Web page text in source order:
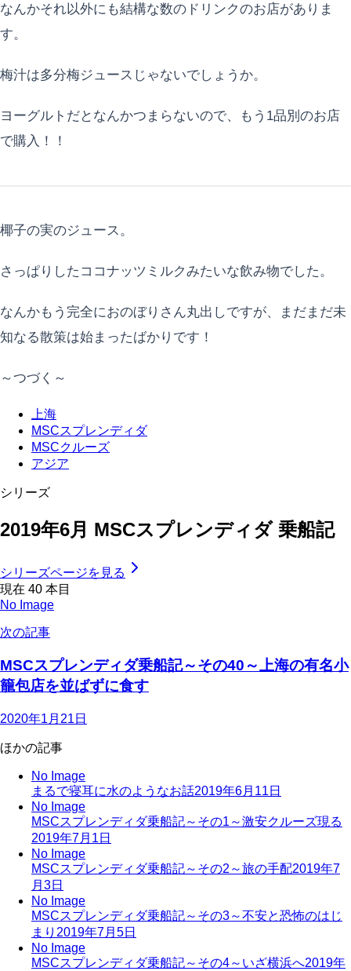
なんかそれ以外にも結構な数のドリンクのお店がありま
す。
梅汁は多分梅ジュースじゃないでしょうか。
ヨーグルトだとなんかつまらないので、もう1品別のお店
で購入！！
椰子の実のジュース。
さっぱりしたココナッツミルクみたいな飲み物でした。
なんかもう完全におのぼりさん丸出しですが、まだまだ未
知なる散策は始まったばかりです！
～つづく～
上海
MSCスプレンディダ
MSCクルーズ
アジア
シリーズ
2019年6月 MSCスプレンディダ 乗船記
シリーズページを見る
現在 40 本目
No Image
次の記事
MSCスプレンディダ乗船記～その40～上海の有名小
籠包店を並ばずに食す
2020年1月21日
ほかの記事
No Image
まるで寝耳に水のようなお話2019年6月11日
No Image
MSCスプレンディダ乗船記～その1～激安クルーズ現る
2019年7月1日
No Image
MSCスプレンディダ乗船記～その2～旅の手配2019年7
月3日
No Image
MSCスプレンディダ乗船記～その3～不安と恐怖のはじ
まり 2019年7月5日
No Image
MSCスプレンディダ乗船記～その4～いざ横浜へ2019年